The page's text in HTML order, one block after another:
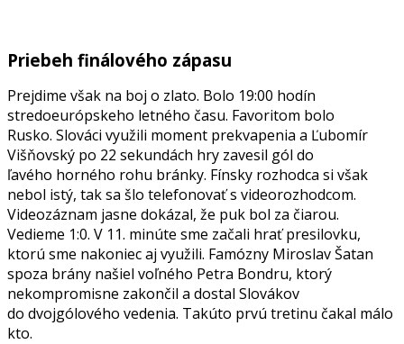
Priebeh finálového zápasu
Prejdime však na boj o zlato. Bolo 19:00 hodín
stredoeurópskeho letného času. Favoritom bolo
Rusko. Slováci využili moment prekvapenia a Ľubomír
Višňovský po 22 sekundách hry zavesil gól do
ľavého horného rohu bránky. Fínsky rozhodca si však
nebol istý, tak sa šlo telefonovať s videorozhodcom.
Videozáznam jasne dokázal, že puk bol za čiarou.
Vedieme 1:0. V 11. minúte sme začali hrať presilovku,
ktorú sme nakoniec aj využili. Famózny Miroslav Šatan
spoza brány našiel voľného Petra Bondru, ktorý
nekompromisne zakončil a dostal Slovákov
do dvojgólového vedenia. Takúto prvú tretinu čakal málo
kto.